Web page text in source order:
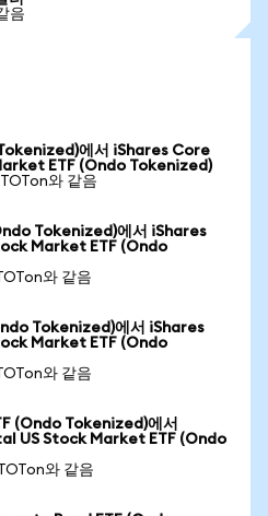
음
에서 iShares Core
ETF (Ondo Tokenized)
와 같음
Tokenized)에서 iShares
Market ETF (Ondo
와 같음
Tokenized)에서 iShares
Market ETF (Ondo
와 같음
(Ondo Tokenized)에서
US Stock Market ETF (Ondo
와 같음